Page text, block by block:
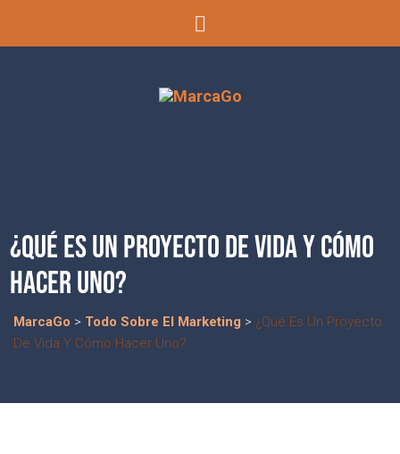
¿QUÉ ES UN PROYECTO DE VIDA Y CÓMO
HACER UNO?
MarcaGo > Todo Sobre El Marketing > ¿Qué Es Un Proyecto
De Vida Y Cómo Hacer Uno?